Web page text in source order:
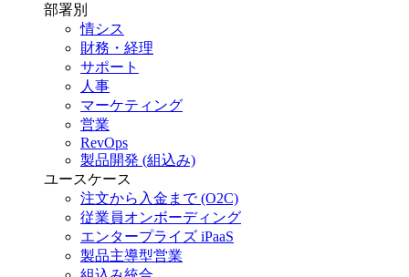
部署別
情シス
財務・経理
サポート
人事
マーケティング
営業
RevOps
製品開発 (組込み)
ユースケース
注文から入金まで (O2C)
従業員オンボーディング
エンタープライズ iPaaS
製品主導型営業